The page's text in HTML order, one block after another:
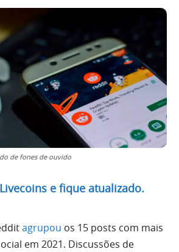
de fones de ouvido
e fique atualizado.
agrupou os 15 posts com mais
em 2021. Discussões de